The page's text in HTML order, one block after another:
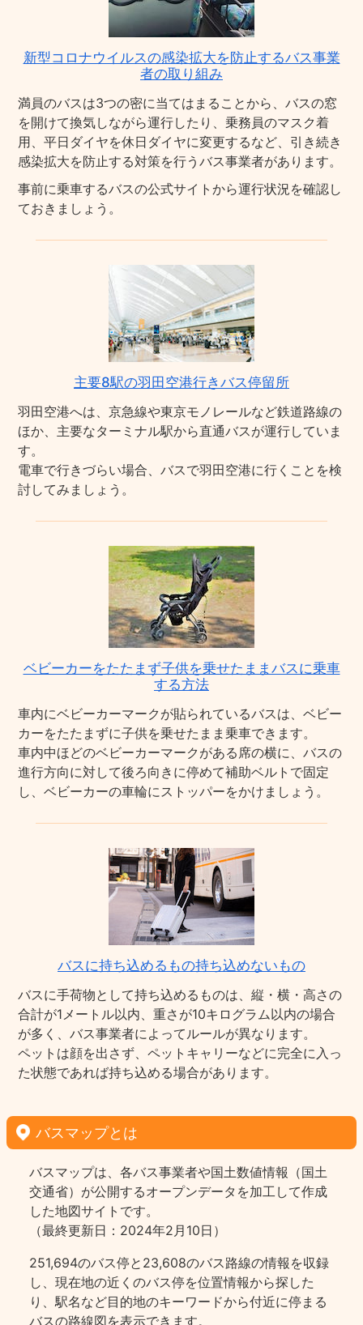
新型コロナウイルスの感染拡大を防止するバス事業
者の取り組み
満員のバスは3つの密に当てはまることから、バスの窓
を開けて換気しながら運行したり、乗務員のマスク着
用、平日ダイヤを休日ダイヤに変更するなど、引き続き
感染拡大を防止する対策を行うバス事業者があります。
事前に乗車するバスの公式サイトから運行状況を確認し
ておきましょう。
主要8駅の羽田空港行きバス停留所
羽田空港へは、京急線や東京モノレールなど鉄道路線の
ほか、主要なターミナル駅から直通バスが運行していま
す。
電車で行きづらい場合、バスで羽田空港に行くことを検
討してみましょう。
ベビーカーをたたまず子供を乗せたままバスに乗車
する方法
車内にベビーカーマークが貼られているバスは、ベビー
カーをたたまずに子供を乗せたまま乗車できます。
車内中ほどのベビーカーマークがある席の横に、バスの
進行方向に対して後ろ向きに停めて補助ベルトで固定
し、ベビーカーの車輪にストッパーをかけましょう。
バスに持ち込めるもの持ち込めないもの
バスに手荷物として持ち込めるものは、縦・横・高さの
合計が1メートル以内、重さが10キログラム以内の場合
が多く、バス事業者によってルールが異なります。
ペットは顔を出さず、ペットキャリーなどに完全に入っ
た状態であれば持ち込める場合があります。
バスマップとは
バスマップは、各バス事業者や国土数値情報（国土
交通省）が公開するオープンデータを加工して作成
した地図サイトです。
（最終更新日：2024年2月10日）
251,694のバス停と23,608のバス路線の情報を収録
し、現在地の近くのバス停を位置情報から探した
り、駅名など目的地のキーワードから付近に停まる
バスの路線図を表示できます。